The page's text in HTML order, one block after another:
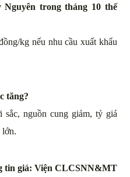
trong tháng 10 thế
kg nếu nhu cầu xuất khẩu
tăng?
nguồn cung giảm, tỷ giá
lớn.
tin giá: Viện CLCSNN&MT